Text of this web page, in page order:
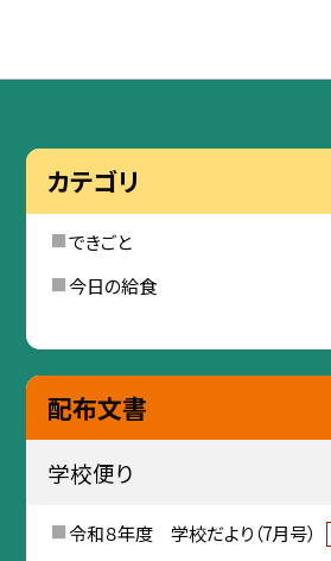
カテゴリ
できごと
今日の給食
配布文書
学校便り
令和８年度 学校だより（7月号）